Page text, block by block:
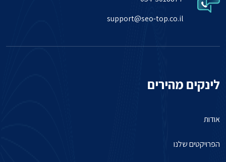
support@seo-top.co.il
לינקים מהירים
אודות
הפרויקטים שלנו